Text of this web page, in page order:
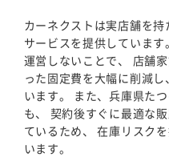
カーネクストは実店舗を
サービスを提供していま
運営しないことで、 店舗
った固定費を大幅に削減
います。 また、兵庫県た
も、 契約後すぐに最適な
ているため、 在庫リスク
います。